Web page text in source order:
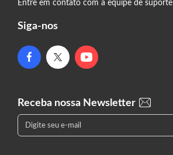
Entre em contato com a equipe de suporte
Siga-nos
Receba nossa Newsletter